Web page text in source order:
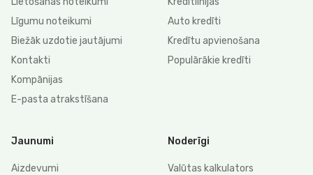
Līgumu noteikumi
Biežāk uzdotie jautājumi
Kontakti
Kompānijas
E-pasta atrakstīšana
Auto kredīti
Kredītu apvienošana
Populārākie kredīti
Jaunumi
Aizdevumi
Noderīgi
Valūtas kalkulators